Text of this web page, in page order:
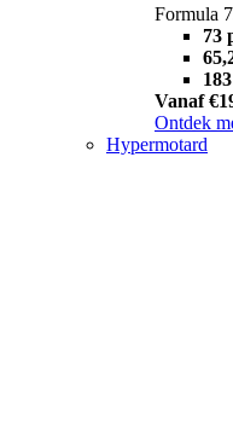
Formula
73
Vanaf
Ontdek
Hypermotard